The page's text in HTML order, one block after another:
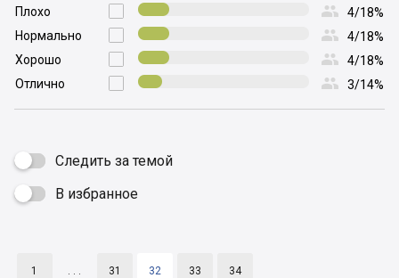

Плохо  4/18%

Нормально  4/18%

Хорошо  4/18%

Отлично  3/14%
Следить за темой
 В избранное
1 . . . 31 32 33 34